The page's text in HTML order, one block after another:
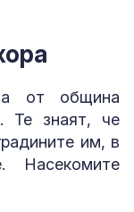
от община
Те знаят, че
им, в